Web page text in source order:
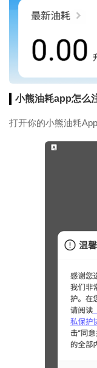
小熊油耗app怎么
打开你的小熊油耗App